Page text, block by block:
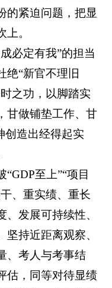
的紧迫问题，把显
。
必定有我”的担当
绝“新官不理旧
之功，以脚踏实
甘做铺垫工作、甘
创造出经得起实
至上”“项目
、重实绩、重长
发展可持续性、
持近距离观察、
、考人与考事结
估，同等对待显绩